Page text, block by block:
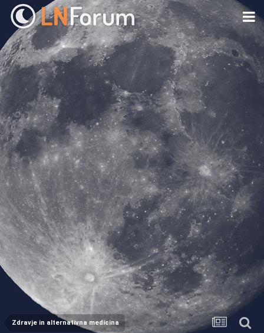
Zdravje in alternativna medicina